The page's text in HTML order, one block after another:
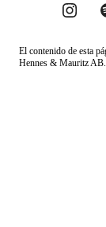
El contenido de esta
Hennes & Mauritz AB.